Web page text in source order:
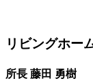
リビングホー
所長 藤田 勇樹